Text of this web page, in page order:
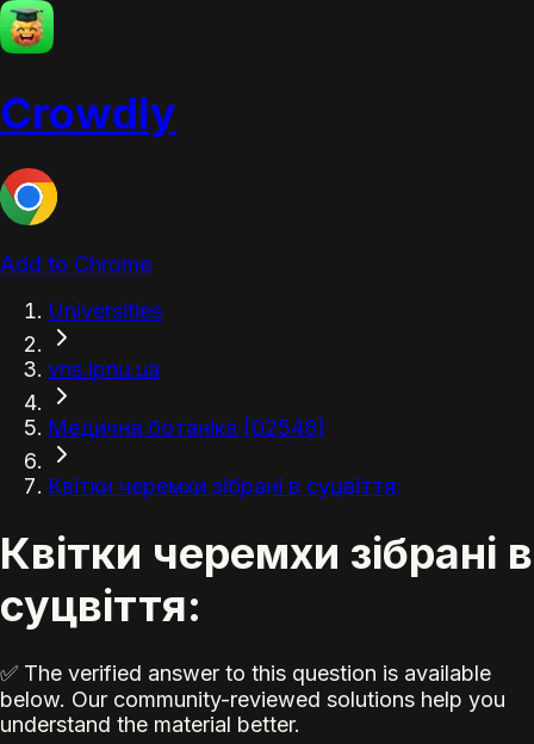
Crowdly
Add to Chrome
Universities
vns.lpnu.ua
Медична ботаніка [02548]
Квітки черемхи зібрані в суцвіття:
Квітки черемхи зібрані в
суцвіття:
✅ The verified answer to this question is available
below. Our community-reviewed solutions help you
understand the material better.